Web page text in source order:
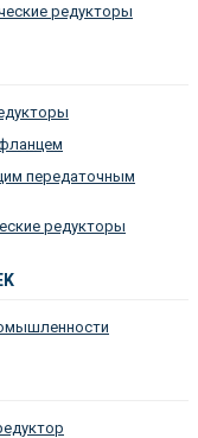
редукторы
передаточным
редукторы